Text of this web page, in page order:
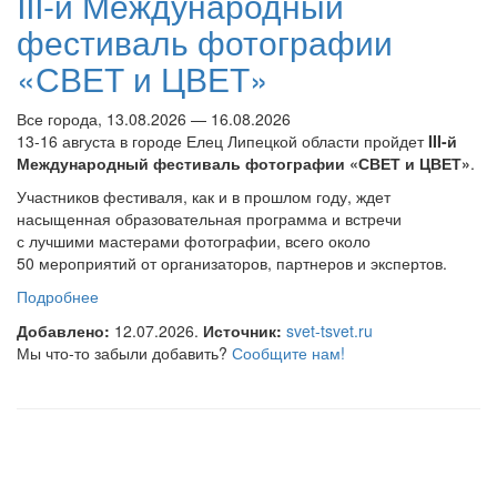
фестиваль фотографии
«СВЕТ и ЦВЕТ»
Все города, 13.08.2026 — 16.08.2026
13-16 августа в городе Елец Липецкой области пройдетIII-й
Международный фестиваль фотографии «СВЕТ и ЦВЕТ».
Участников фестиваля, как и в прошлом году, ждет
насыщенная образовательная программа и встречи
с лучшими мастерами фотографии, всего около
50 мероприятий от организаторов, партнеров и экспертов.
Подробнее
Добавлено: 12.07.2026. Источник: svet-tsvet.ru
Мы что-то забыли добавить? Сообщите нам!